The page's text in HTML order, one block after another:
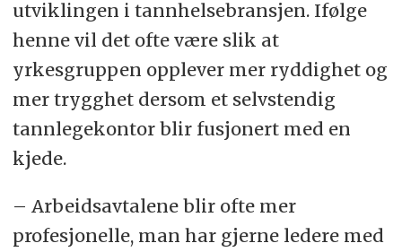
utviklingen i tannhelsebransjen. Ifølge
henne vil det ofte være slik at
yrkesgruppen opplever mer ryddighet og
mer trygghet dersom et selvstendig
tannlegekontor blir fusjonert med en
kjede.
– Arbeidsavtalene blir ofte mer
profesjonelle, man har gjerne ledere med